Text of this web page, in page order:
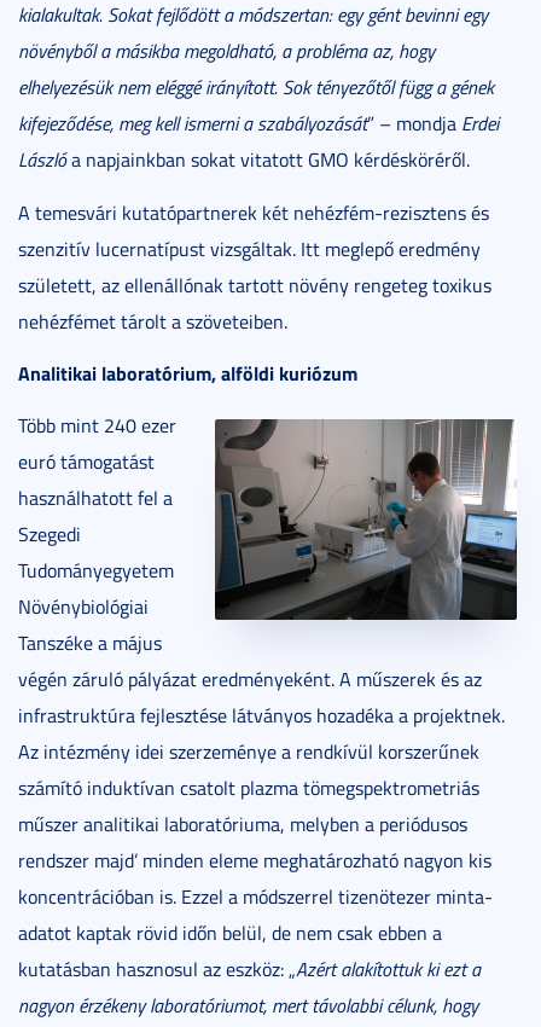
kialakultak. Sokat fejlődött a módszertan: egy gént bevinni egy
növényből a másikba megoldható, a probléma az, hogy
elhelyezésük nem eléggé irányított. Sok tényezőtől függ a gének
kifejeződése, meg kell ismerni a szabályozását” – mondja Erdei
Lászlóa napjainkban sokat vitatott GMO kérdésköréről.
A temesvári kutatópartnerek két nehézfém-rezisztens és
szenzitív lucernatípust vizsgáltak. Itt meglepő eredmény
született, az ellenállónak tartott növény rengeteg toxikus
nehézfémet tárolt a szöveteiben.
Analitikai laboratórium, alföldi kuriózum
Több mint 240 ezer
euró támogatást
használhatott fel a
Szegedi
Tudományegyetem
Növénybiológiai
Tanszéke a május
végén záruló pályázat eredményeként. A műszerek és az
infrastruktúra fejlesztése látványos hozadéka a projektnek.
Az intézmény idei szerzeménye a rendkívül korszerűnek
számító induktívan csatolt plazma tömegspektrometriás
műszer analitikai laboratóriuma, melyben a periódusos
rendszer majd’ minden eleme meghatározható nagyon kis
koncentrációban is. Ezzel a módszerrel tizenötezer minta-
adatot kaptak rövid időn belül, de nem csak ebben a
kutatásban hasznosul az eszköz: „Azért alakítottuk ki ezt a
nagyon érzékeny laboratóriumot, mert távolabbi célunk, hogy